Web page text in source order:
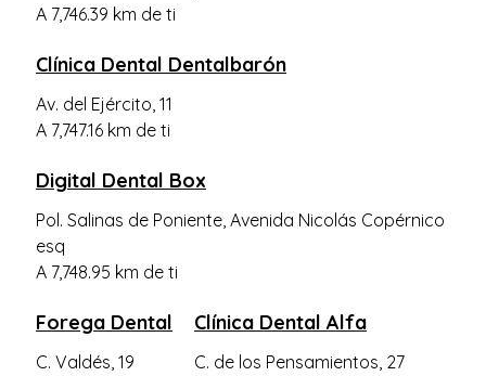
A 7,746.39 km de ti
Clínica Dental Dentalbarón
Av. del Ejército, 11
A 7,747.16 km de ti
Digital Dental Box
Pol. Salinas de Poniente, Avenida Nicolás Copérnico
esq
A 7,748.95 km de ti
Forega Dental
C. Valdés, 19
Clínica Dental Alfa
C. de los Pensamientos, 27